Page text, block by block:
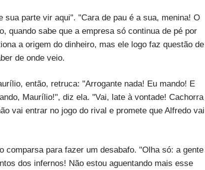
parte vir aqui". "Cara de pau é a sua, menina! O
quando sabe que a empresa só continua de pé por
a origem do dinheiro, mas ele logo faz questão de
de onde veio.
então, retruca: "Arrogante nada! Eu mando! E
Maurílio!", diz ela. "Vai, late à vontade! Cachorra
vai entrar no jogo do rival e promete que Alfredo vai
comparsa para fazer um desabafo. "Olha só: a gente
dos infernos! Não estou aguentando mais esse